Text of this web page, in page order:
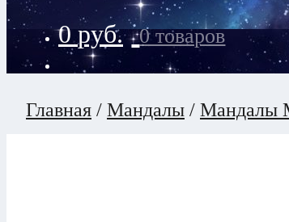
0руб. 0 товаров
Главная / Мандалы / Мандалы